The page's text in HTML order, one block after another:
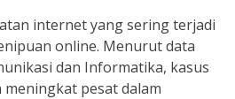
internet yang sering terjadi
online. Menurut data
dan Informatika, kasus
pesat dalam